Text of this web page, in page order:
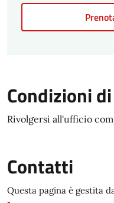
Condizioni
Rivolgersi all'ufficio
Contatti
Questa pagina è gestita